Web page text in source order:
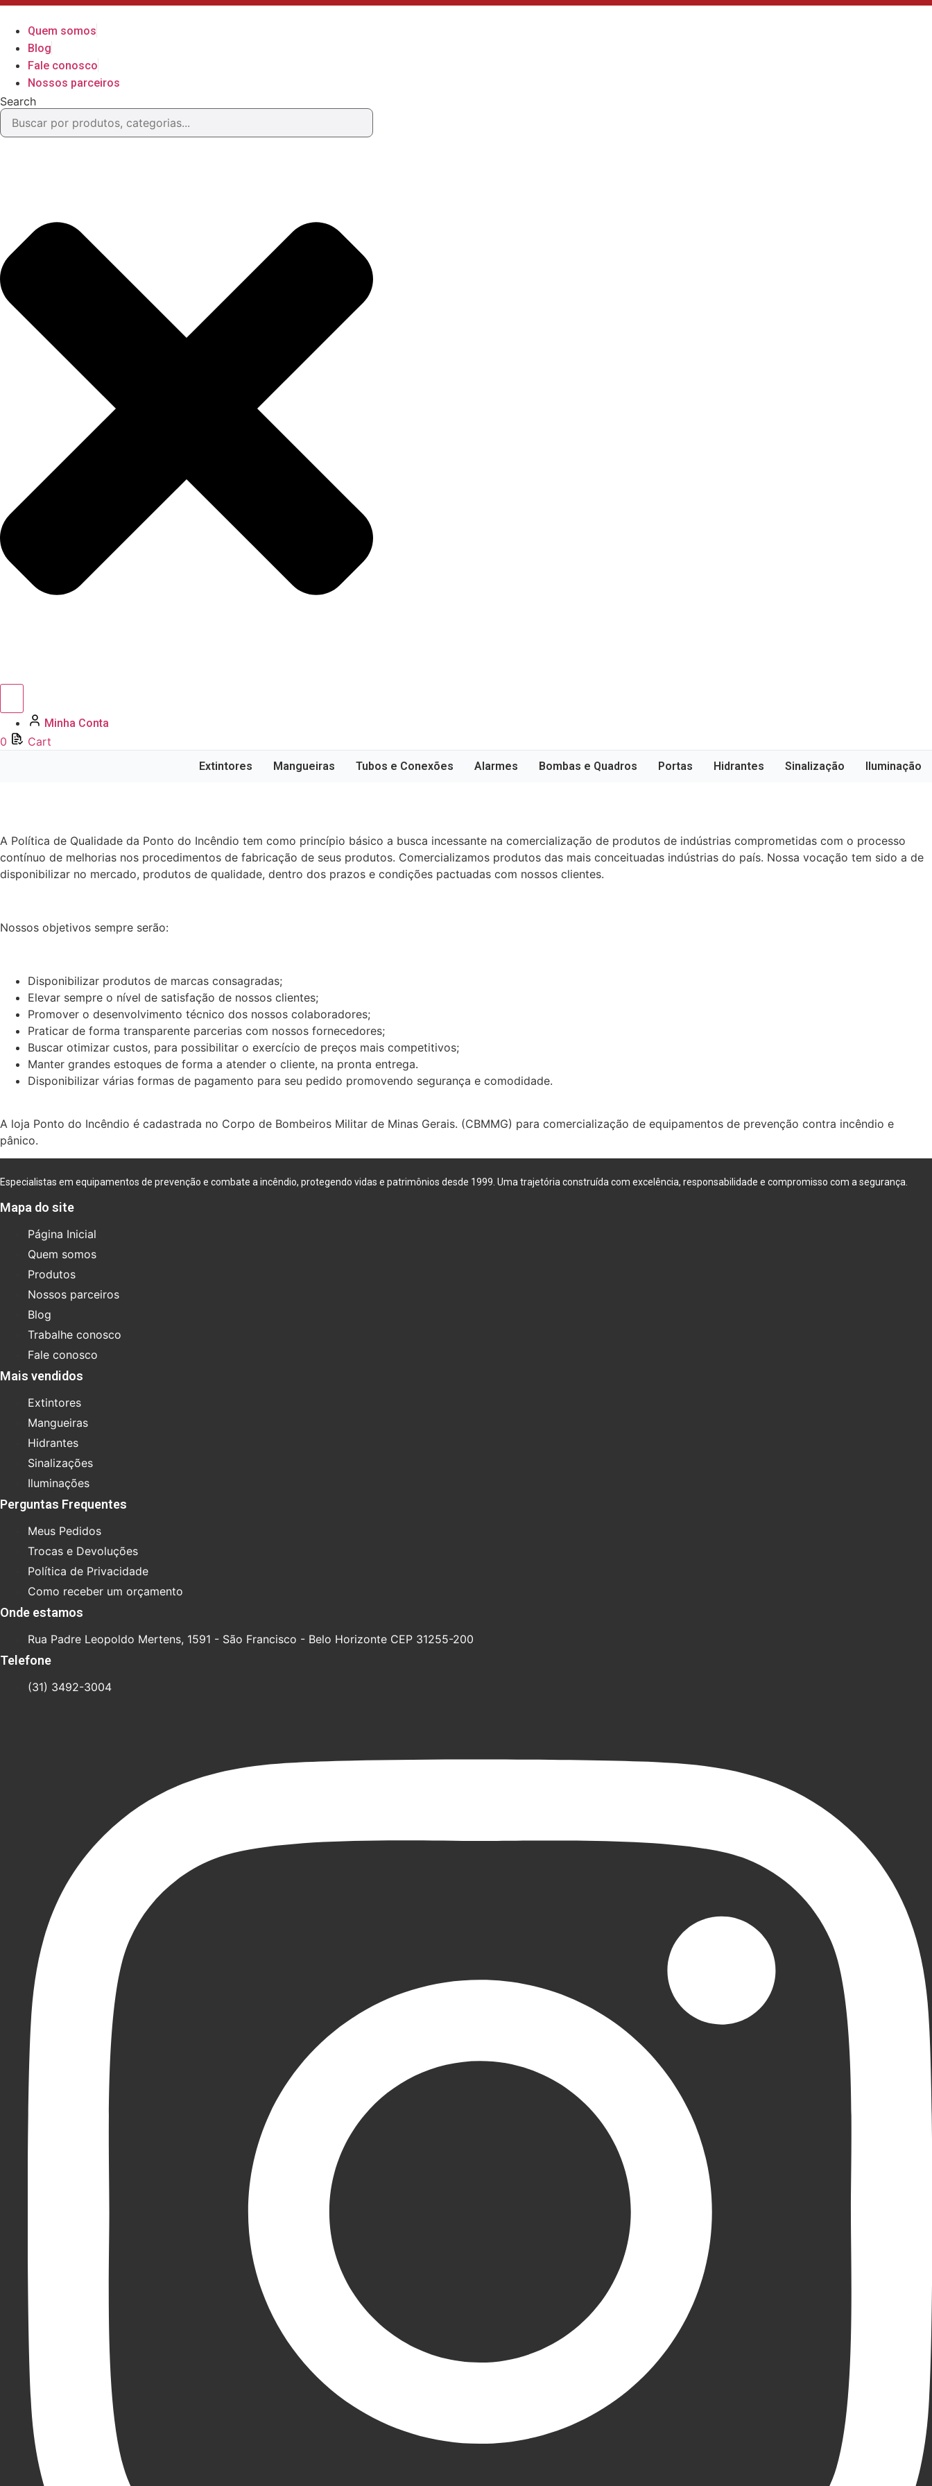
Ir
conteúdo
Quem somos
Blog
Fale conosco
Nossos parceiros
Search
Minha Conta
0 Cart
Extintores Mangueiras Tubos e Conexões Alarmes Bombas e Quadros Portas Hidrantes Sinalização Iluminação
A Política de Qualidade da Ponto do Incêndio tem como princípio básico a busca incessante na comercialização de produtos de indústrias comprometidas com o processo
contínuo de melhorias nos procedimentos de fabricação de seus produtos. Comercializamos produtos das mais conceituadas indústrias do país. Nossa vocação tem sido a de
disponibilizar no mercado, produtos de qualidade, dentro dos prazos e condições pactuadas com nossos clientes.
Nossos objetivos sempre serão:
Disponibilizar produtos de marcas consagradas;
Elevar sempre o nível de satisfação de nossos clientes;
Promover o desenvolvimento técnico dos nossos colaboradores;
Praticar de forma transparente parcerias com nossos fornecedores;
Buscar otimizar custos, para possibilitar o exercício de preços mais competitivos;
Manter grandes estoques de forma a atender o cliente, na pronta entrega.
Disponibilizar várias formas de pagamento para seu pedido promovendo segurança e comodidade.
A loja Ponto do Incêndio é cadastrada no Corpo de Bombeiros Militar de Minas Gerais. (CBMMG) para comercialização de equipamentos de prevenção contra incêndio e
pânico.
Especialistas em equipamentos de prevenção e combate a incêndio, protegendo vidas e patrimônios desde 1999. Uma trajetória construída com excelência, responsabilidade e compromisso com a segurança.
Mapa do site
Página Inicial
Quem somos
Produtos
Nossos parceiros
Blog
Trabalhe conosco
Fale conosco
Mais vendidos
Extintores
Mangueiras
Hidrantes
Sinalizações
Iluminações
Perguntas Frequentes
Meus Pedidos
Trocas e Devoluções
Política de Privacidade
Como receber um orçamento
Onde estamos
Rua Padre Leopoldo Mertens, 1591 - São Francisco - Belo Horizonte CEP 31255-200
Telefone
(31) 3492-3004